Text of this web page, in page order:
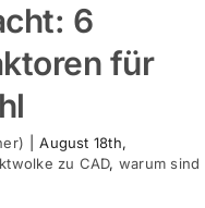
6
für
August 18th,
zu CAD, warum sind